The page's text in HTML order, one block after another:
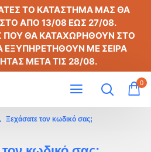
ΤΟ ΚΑΤΑΣΤΗΜΑ ΜΑΣ ΘΑ
ΑΠΟ 13/08 ΕΩΣ 27/08.
ΠΟΥ ΘΑ ΚΑΤΑΧΩΡΗΘΟΥΝ ΣΤΟ
ΜΕ ΣΕΙΡΑ
ΜΕΤΑ ΤΙΣ 28/08.
0
Ξεχάσατε τον κωδικό σας;